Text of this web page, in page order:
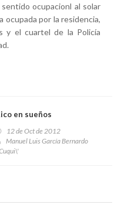
ocupacionl al solar
ocupada por la residencia,
y el cuartel de la Policía
en sueños
12 de Oct de 2012
Manuel Luis García Bernardo